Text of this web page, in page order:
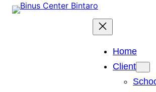
Skip
Home
Client